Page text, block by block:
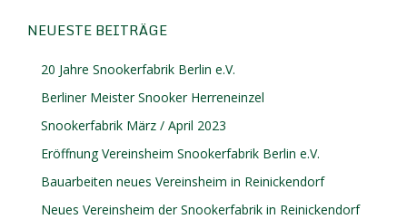
NEUESTE BEITRÄGE
20 Jahre Snookerfabrik Berlin e.V.
Berliner Meister Snooker Herreneinzel
Snookerfabrik März / April 2023
Eröffnung Vereinsheim Snookerfabrik Berlin e.V.
Bauarbeiten neues Vereinsheim in Reinickendorf
Neues Vereinsheim der Snookerfabrik in Reinickendorf